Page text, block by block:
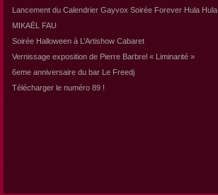
Lancement du Calendrier Gayvox Soirée Forever Hula Hula
MIKAËL FAU
Soirée Halloween à L’Artishow Cabaret
Vernissage exposition de Pierre Barbrel « Liminarité »
6eme anniversaire du bar Le Freedj
Télécharger le numéro 89 !